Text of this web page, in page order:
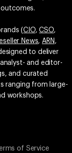
(CIO,CSO,
News,ARN ,
to deliver
and editor-
and curated
ranging from large-
workshops.
of Service